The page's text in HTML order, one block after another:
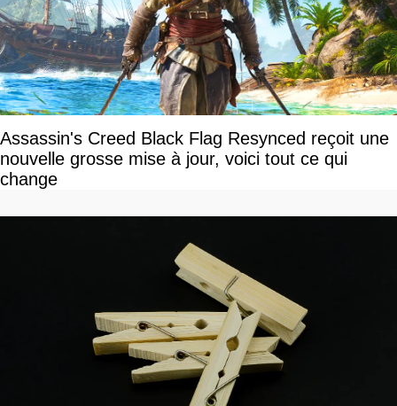
Assassin's Creed Black Flag Resynced reçoit une
nouvelle grosse mise à jour, voici tout ce qui
change